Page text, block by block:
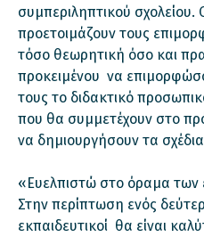
συμπεριληπτικού σχολείου.
προετοιμάζουν τους
τόσο θεωρητική όσο και
προκειμένου να
τους το διδακτικό
που θα συμμετέχουν στο
να δημιουργήσουν τα
«Ευελπιστώ στο όραμα των
Στην περίπτωση ενός
εκπαιδευτικοί θα είναι